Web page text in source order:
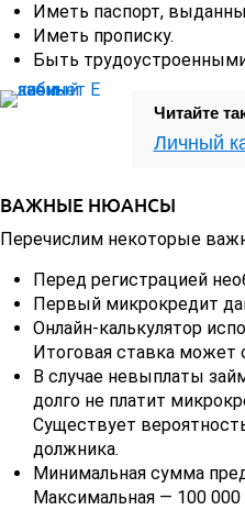
Иметь паспорт,
Иметь прописку.
Быть
Читайте
Личный
ВАЖНЫЕ НЮАНСЫ
Перечислим некоторые
Перед регистрацией
Первый микрокредит
Онлайн-калькулятор
Итоговая ставка может
В случае невыплаты
долго не платит
Существует
должника.
Минимальная сумма
Максимальная — 100 000